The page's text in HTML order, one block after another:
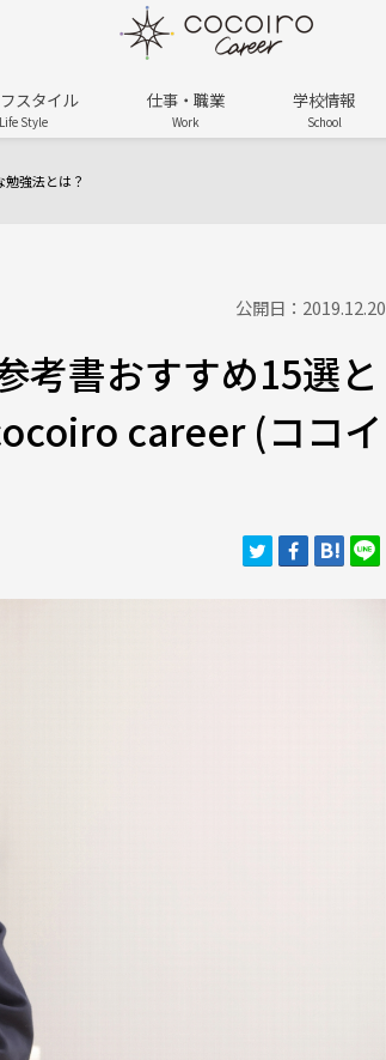
スタイル
Life Style
仕事・職業
Work
学校情報
School
勉強法とは？
公開日：2019.12.20
考書おすすめ15選と
career (ココイ